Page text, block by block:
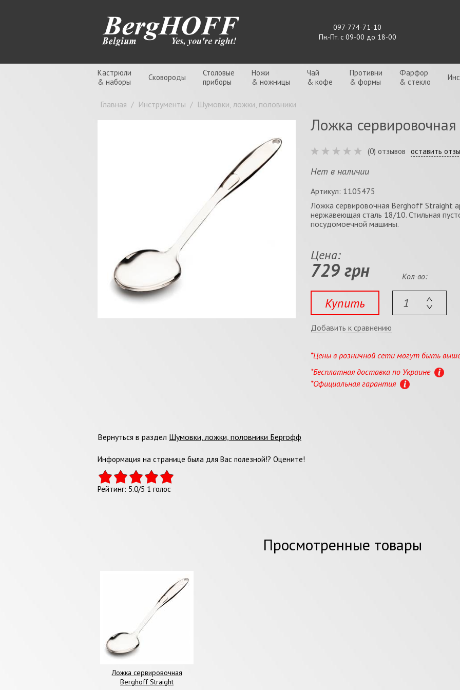
097-774-71-10
Пн.-Пт. с 09-00 до 18-00
Кастрюли
& наборы
Сковороды
Столовые
приборы
Ножи
& ножницы
Чай
& кофе
Противни
& формы
Фарфор
& стекло
Главная / Инструменты / Шумовки, ложки, половники
Ложка
(0) отзывов оставить
Нет в наличии
Артикул: 1105475
Ложка сервировочная Berghoff Straight
нержавеющая сталь 18/10. Стильная
посудомоечной машины.
Цена:
729 грн
Купить
Кол-во:
Добавить к сравнению
*Цены в розничной сети могут быть
*Бесплатная доставка по Украине
*Официальная гарантия
Вернуться в раздел Шумовки, ложки, половники Бергофф
Информация на странице была для Вас полезной!? Оцените!
Рейтинг: 5.0/5 1 голос
Просмотренные товары
Ложка сервировочная
Berghoff Straight